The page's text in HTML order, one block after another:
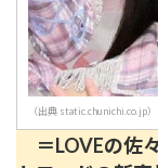
（出典 static.chunichi.co.jp）
＝LOVEの佐